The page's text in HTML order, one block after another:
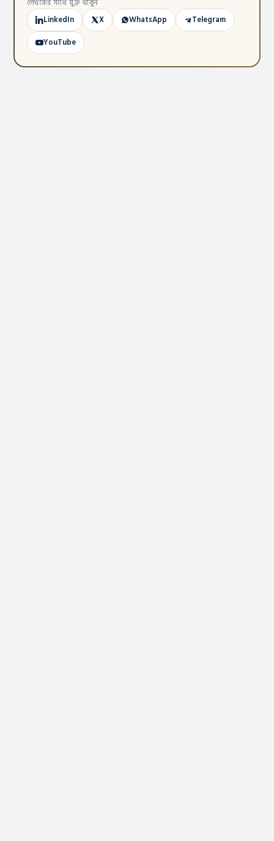
লেখকের সাথে যুক্ত থাকুন
LinkedIn X WhatsApp
Telegram
YouTube